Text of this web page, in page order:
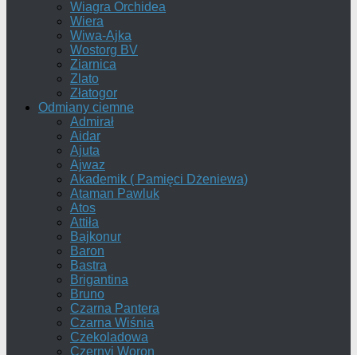
Wiagra Orchidea
Wiera
Wiwa-Ajka
Wostorg BV
Ziarnica
Zlato
Złatogor
Odmiany ciemne
Admirał
Aidar
Ajuta
Ajwaz
Akademik ( Pamięci Dżeniewa)
Ataman Pawluk
Atos
Attiła
Bajkonur
Baron
Bastra
Brigantina
Bruno
Czarna Pantera
Czarna Wiśnia
Czekoladowa
Czernyj Woron